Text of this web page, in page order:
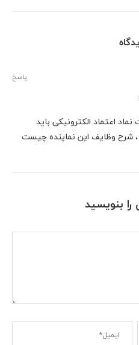
اعتماد الکترونیکی باید
، شرح وظایف این نماینده چیست
پاسخ
را بنویسید